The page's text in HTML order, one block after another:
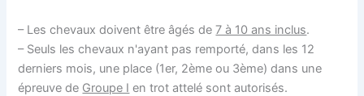
– Les chevaux doivent être âgés de 7 à 10 ans inclus.
– Seuls les chevaux n'ayant pas remporté, dans les 12
derniers mois, une place (1er, 2ème ou 3ème) dans une
épreuve de Groupe I en trot attelé sont autorisés.